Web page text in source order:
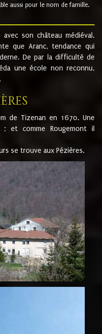
aussi pour le nom de famille.
son château médiéval.
que Aranc, tendance qui
De par la difficulté de
une école non reconnu,
de Tizenan en 1670. Une
et comme Rougemont il
se trouve aux Pézières.